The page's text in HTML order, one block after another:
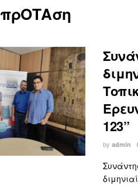
πρΟΤΑση
123”
by admin